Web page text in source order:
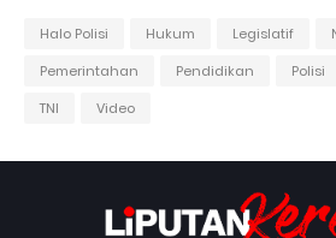
Halo Polisi Hukum Legislatif
Pemerintahan
Pendidikan Polisi
TNI
Video